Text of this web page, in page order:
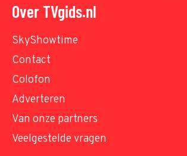
Over TVgids.nl
SkyShowtime
Contact
Colofon
Adverteren
Van onze partners
Veelgestelde vragen